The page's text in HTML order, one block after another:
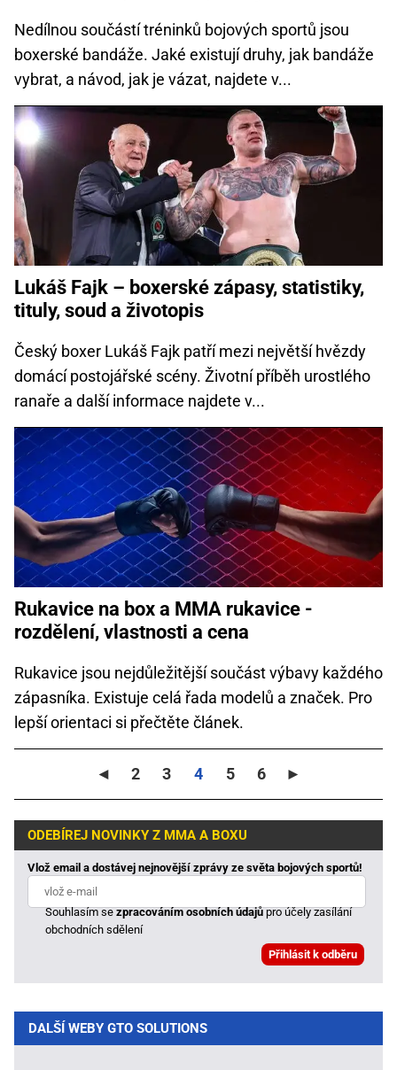
Nedílnou součástí tréninků bojových sportů jsou
boxerské bandáže. Jaké existují druhy, jak bandáže
vybrat, a návod, jak je vázat, najdete v...
Lukáš Fajk – boxerské zápasy, statistiky,
tituly, soud a životopis
Český boxer Lukáš Fajk patří mezi největší hvězdy
domácí postojářské scény. Životní příběh urostlého
ranaře ‍a další informace najdete v...
Rukavice na box a MMA rukavice -
rozdělení, vlastnosti a cena
Rukavice jsou nejdůležitější součást výbavy každého
zápasníka. Existuje celá řada modelů a značek. Pro
lepší orientaci si přečtěte článek.
◄ 2 3 4 5 6 ►
ODEBÍREJ NOVINKY Z MMA A BOXU
Vlož email a dostávej nejnovější zprávy ze světa bojových sportů!
Souhlasím sezpracováním osobních údajůpro účely zasílání
obchodních sdělení
DALŠÍ WEBY GTO SOLUTIONS